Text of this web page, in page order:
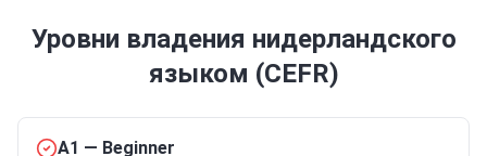
Уровни владения нидерландского
языком (CEFR)
A1 — Beginner